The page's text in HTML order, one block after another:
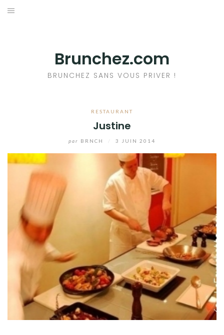
Aller
Brunchez.com
BRUNCHEZ SANS VOUS PRIVER !
RESTAURANT
Justine
par BRNCH 3 JUIN 2014
A PROPOS DU BRUNCH